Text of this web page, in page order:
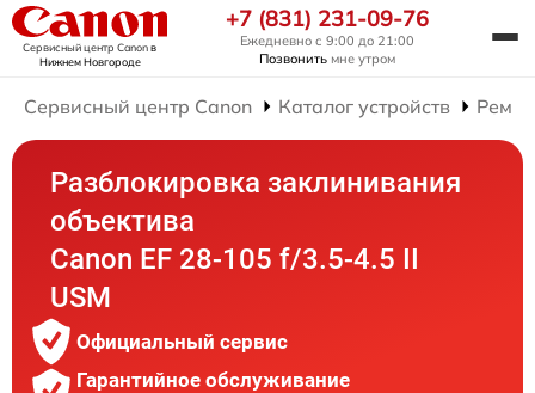
Сервисный центр Canonв
Нижнем Новгороде
+7 (831) 231-09-76
Ежедневно с 9:00 до 21:00
Позвонить мне утром
Сервисный центр Canon Каталог устройств
Разблокировка заклинивания
объектива
Canon EF 28-105 f/3.5-4.5 II
USM
Официальный сервис
Гарантийное обслуживание